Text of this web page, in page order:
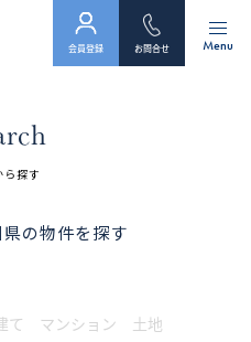
Menu
お問合せ
会員登録
ら探す
の物件を探す
て マンション 土地